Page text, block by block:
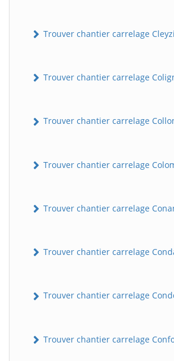
Trouver chantier carrelage
Trouver chantier carrelage
Trouver chantier carrelage
Trouver chantier carrelage
Trouver chantier carrelage
Trouver chantier carrelage
Trouver chantier carrelage
Trouver chantier carrelage